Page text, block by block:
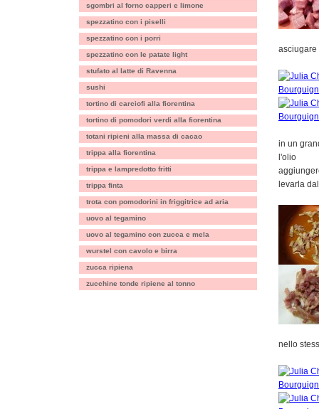
sgombri al forno capperi e limone
spezzatino con i piselli
spezzatino con i porri
spezzatino con le patate light
stufato al latte di Ravenna
sushi
tortino di carciofi alla fiorentina
tortino di pomodori verdi alla fiorentina
totani ripieni alla massa di cacao
trippa alla fiorentina
trippa e lampredotto fritti
trippa finta
trota con pomodorini in friggitrice ad aria
uovo al tegamino
uovo al tegamino con zucca e mela
wurstel con cavolo e birra
zucca ripiena
zucchine tonde ripiene al tonno
asciugare
in un
l'olio
levarla
nello